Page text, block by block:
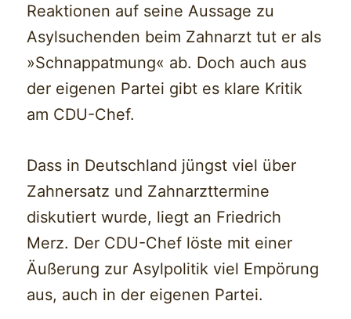
Reaktionen auf seine Aussage zu
Asylsuchenden beim Zahnarzt tut er als
»Schnappatmung« ab. Doch auch aus
der eigenen Partei gibt es klare Kritik
am CDU-Chef.
Dass in Deutschland jüngst viel über
Zahnersatz und Zahnarzttermine
diskutiert wurde, liegt an Friedrich
Merz. Der CDU-Chef löste mit einer
Äußerung zur Asylpolitik viel Empörung
aus, auch in der eigenen Partei.